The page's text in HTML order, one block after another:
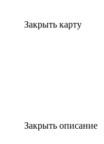
Закрыть карту
Закрыть описание